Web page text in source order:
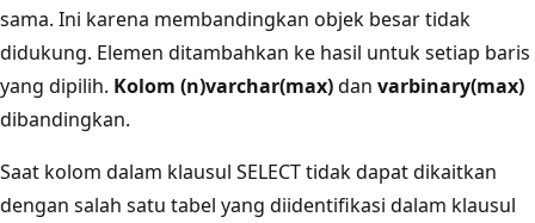
sama. Ini karena membandingkan objek besar tidak
didukung. Elemen ditambahkan ke hasil untuk setiap baris
yang dipilih. Kolom (n)varchar(max)dan varbinary(max)
dibandingkan.
Saat kolom dalam klausul SELECT tidak dapat dikaitkan
dengan salah satu tabel yang diidentifikasi dalam klausul